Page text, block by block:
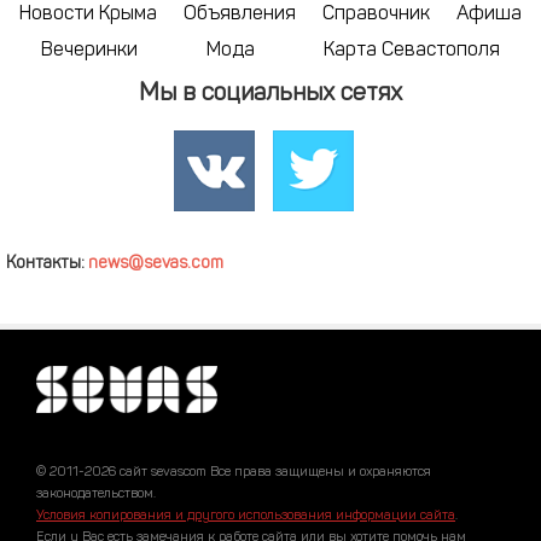
Новости Крыма Объявления Справочник
Афиша
Вечеринки
Мода Карта Севастополя
Мы в социальных сетях
Контакты: news@sevas.com
© 2011-2026 сайт sevascom Все права защищены и охраняются
законодательством.
Условия копирования и другого использования информации сайта.
Если у Вас есть замечания к работе сайта или вы хотите помочь нам